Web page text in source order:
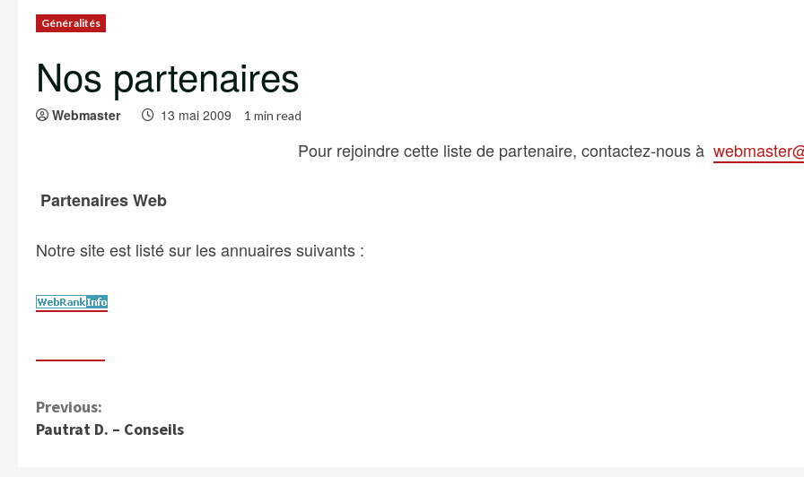
Généralités
Nos partenaires
Webmaster 13 mai 2009 1 min read
Pour rejoindre cette liste de partenaire, contactez-nous à
Partenaires Web
Notre site est listé sur les annuaires suivants :
C
o
Previous:
Pautrat D. – Conseils